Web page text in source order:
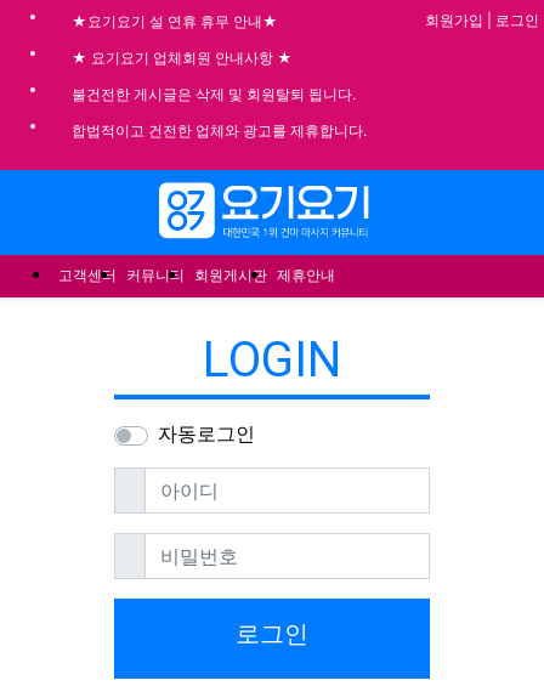
★요기요기 설 연휴 휴무 안내★
★ 요기요기 업체회원 안내사항 ★
불건전한 게시글은 삭제 및 회원탈퇴 됩니다.
합법적이고 건전한 업체와 광고를 제휴합니다.
회원가입 로그인
고객센터 커뮤니티 회원게시판 제휴안내
LOGIN
자동로그인
아이디필수
비밀번호필수
로그인